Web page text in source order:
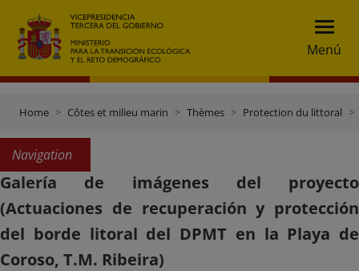
Menú
Home Côtes et milieu marin Thèmes Protection du littoral
Navigation
Galería de imágenes del proyecto
(Actuaciones de recuperación y protección
del borde litoral del DPMT en la Playa de
Coroso, T.M. Ribeira)